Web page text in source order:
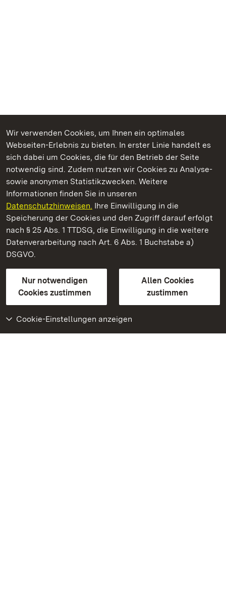
Wir verwenden Cookies, um Ihnen ein optimales
Webseiten-Erlebnis zu bieten. In erster Linie handelt es
sich dabei um Cookies, die für den Betrieb der Seite
notwendig sind. Zudem nutzen wir Cookies zu Analyse-
sowie anonymen Statistikzwecken. Weitere
Informationen finden Sie in unseren
Datenschutzhinweisen. Ihre Einwilligung in die
Speicherung der Cookies und den Zugriff darauf erfolgt
nach § 25 Abs. 1 TTDSG, die Einwilligung in die weitere
Datenverarbeitung nach Art. 6 Abs. 1 Buchstabe a)
DSGVO.
Nur notwendigen
Cookies zustimmen
Allen Cookies
zustimmen
Cookie-Einstellungen anzeigen
Kommen. Staunen. Genießen.
Barockschloss Mannheim
Staatliche Schlösser und Gärten Baden-Württemberg
Kontakt
GebärdenspracheLeichte Sprache
Erklärung zur Barrierefreiheit
BITV-konform (geprüfte Seiten)
Weiteres